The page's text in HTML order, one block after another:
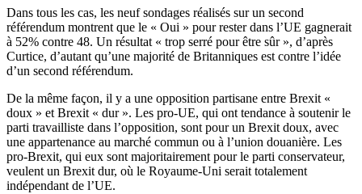
Dans tous les cas, les neuf sondages réalisés sur un second
référendum montrent que le « Oui » pour rester dans l’UE gagnerait
à 52% contre 48. Un résultat « trop serré pour être sûr », d’après
Curtice, d’autant qu’une majorité de Britanniques est contre l’idée
d’un second référendum.
De la même façon, il y a une opposition partisane entre Brexit «
doux » et Brexit « dur ». Les pro-UE, qui ont tendance à soutenir le
parti travailliste dans l’opposition, sont pour un Brexit doux, avec
une appartenance au marché commun ou à l’union douanière. Les
pro-Brexit, qui eux sont majoritairement pour le parti conservateur,
veulent un Brexit dur, où le Royaume-Uni serait totalement
indépendant de l’UE.